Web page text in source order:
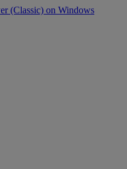
(Classic) on Windows